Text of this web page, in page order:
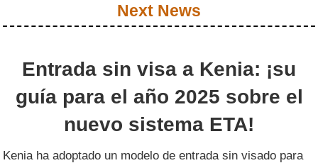
Next News
Entrada sin visa a Kenia: ¡su
guía para el año 2025 sobre el
nuevo sistema ETA!
Kenia ha adoptado un modelo de entrada sin visado para